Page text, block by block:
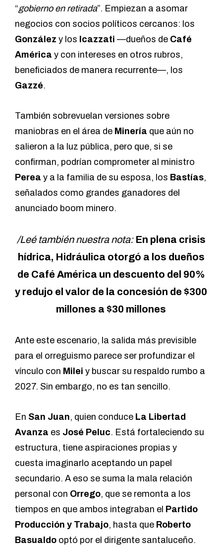
“gobierno en retirada”. Empiezan a asomar
negocios con socios políticos cercanos: los
González y los Icazzati —dueños de Café
América y con intereses en otros rubros,
beneficiados de manera recurrente—, los
Gazzé.
También sobrevuelan versiones sobre
maniobras en el área de Minería que aún no
salieron a la luz pública, pero que, si se
confirman, podrían comprometer al ministro
Perea y a la familia de su esposa, los Bastías,
señalados como grandes ganadores del
anunciado boom minero.
/Leé también nuestra nota: En plena crisis
hídrica, Hidráulica otorgó a los dueños
de Café América un descuento del 90%
y redujo el valor de la concesión de $300
millones a $30 millones
Ante este escenario, la salida más previsible
para el orreguismo parece ser profundizar el
vínculo con Milei y buscar su respaldo rumbo a
2027. Sin embargo, no es tan sencillo.
En San Juan, quien conduce La Libertad
Avanza es José Peluc. Está fortaleciendo su
estructura, tiene aspiraciones propias y
cuesta imaginarlo aceptando un papel
secundario. A eso se suma la mala relación
personal con Orrego, que se remonta a los
tiempos en que ambos integraban el Partido
Producción y Trabajo, hasta que Roberto
Basualdo optó por el dirigente santaluceño.